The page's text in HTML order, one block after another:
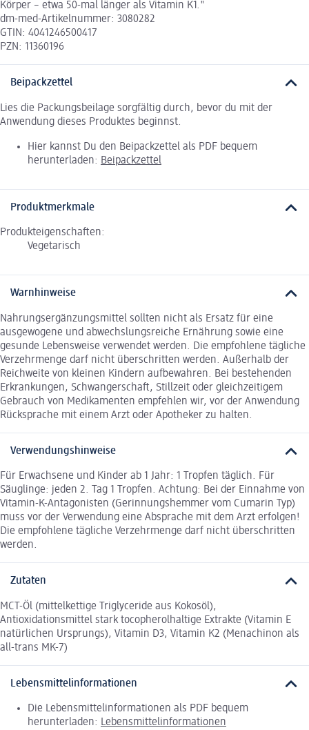
Körper – etwa 50-mal länger als Vitamin K1."
dm-med-Artikelnummer: 3080282
GTIN: 4041246500417
PZN: 11360196
Beipackzettel
Lies die Packungsbeilage sorgfältig durch, bevor du mit der
Anwendung dieses Produktes beginnst.
Hier kannst Du den Beipackzettel als PDF bequem
herunterladen: Beipackzettel
Produktmerkmale
Produkteigenschaften:
Vegetarisch
Warnhinweise
Nahrungsergänzungsmittel sollten nicht als Ersatz für eine
ausgewogene und abwechslungsreiche Ernährung sowie eine
gesunde Lebensweise verwendet werden. Die empfohlene tägliche
Verzehrmenge darf nicht überschritten werden. Außerhalb der
Reichweite von kleinen Kindern aufbewahren. Bei bestehenden
Erkrankungen, Schwangerschaft, Stillzeit oder gleichzeitigem
Gebrauch von Medikamenten empfehlen wir, vor der Anwendung
Rücksprache mit einem Arzt oder Apotheker zu halten.
Verwendungshinweise
Für Erwachsene und Kinder ab 1 Jahr: 1 Tropfen täglich. Für
Säuglinge: jeden 2. Tag 1 Tropfen. Achtung: Bei der Einnahme von
Vitamin-K-Antagonisten (Gerinnungshemmer vom Cumarin Typ)
muss vor der Verwendung eine Absprache mit dem Arzt erfolgen!
Die empfohlene tägliche Verzehrmenge darf nicht überschritten
werden.
Zutaten
MCT-Öl (mittelkettige Triglyceride aus Kokosöl),
Antioxidationsmittel stark tocopherolhaltige Extrakte (Vitamin E
natürlichen Ursprungs), Vitamin D3, Vitamin K2 (Menachinon als
all-trans MK-7)
Lebensmittelinformationen
Die Lebensmittelinformationen als PDF bequem
herunterladen: Lebensmittelinformationen